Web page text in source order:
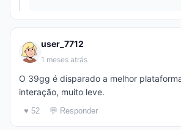
user_7712
1 meses atrás
O 39gg é disparado a melhor
interação, muito leve.
♥ 52 💬 Responder